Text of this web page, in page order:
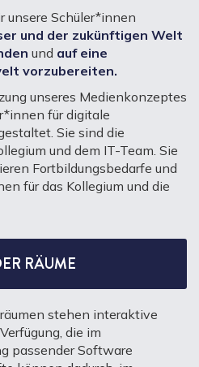
unsere Schüler*innen
und der zukünftigen Welt
und auf eine
vorzubereiten.
unseres Medienkonzeptes
für digitale
Sie sind die
und dem IT-Team. Sie
Fortbildungsbedarfe und
für das Kollegium und die
RÄUME
stehen interaktive
die im
passender Software